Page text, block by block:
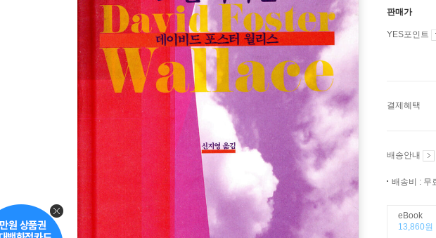
판매가
YES포인트
결제혜택
배송안내
배송비 : 무
eBook
13,860원